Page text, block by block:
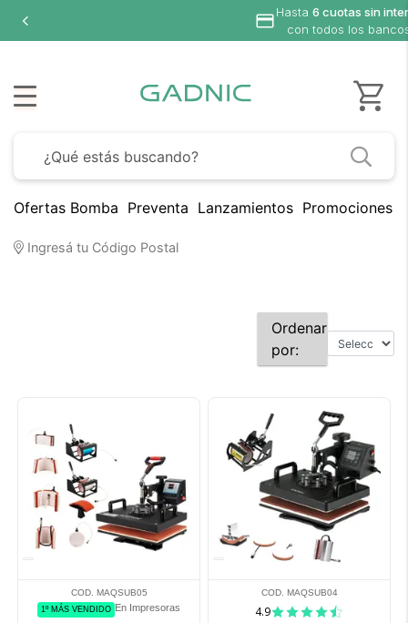
6 cuotas sin interés
con todos los bancos
Ofertas Bomba Preventa Lanzamientos Promociones
Ingresá tu Código Postal
Ordenar
por:
COD. MAQSUB05
1º MÁS VENDIDO En Impresoras
COD. MAQSUB04
4.9